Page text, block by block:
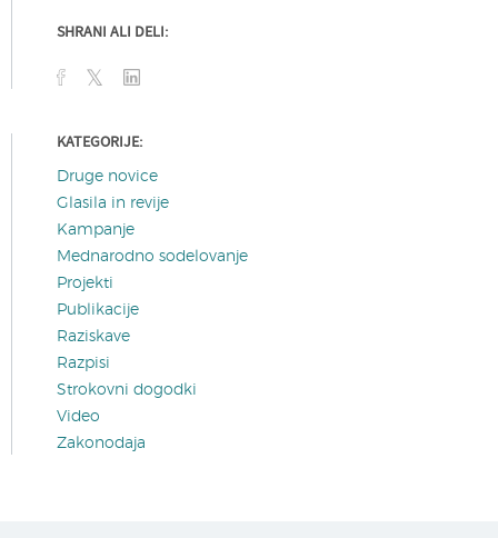
SHRANI ALI DELI:
KATEGORIJE:
Druge novice
Glasila in revije
Kampanje
Mednarodno sodelovanje
Projekti
Publikacije
Raziskave
Razpisi
Strokovni dogodki
Video
Zakonodaja